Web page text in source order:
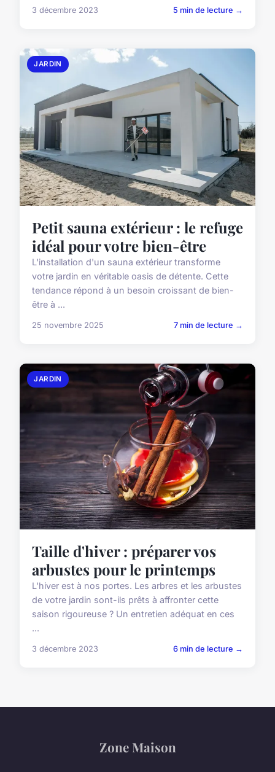
3 décembre 2023 5 min de lecture →
JARDIN
Petit sauna extérieur : le refuge
idéal pour votre bien-être
L'installation d'un sauna extérieur transforme
votre jardin en véritable oasis de détente. Cette
tendance répond à un besoin croissant de bien-
être à ...
25 novembre 2025 7 min de lecture →
JARDIN
Taille d'hiver : préparer vos
arbustes pour le printemps
L'hiver est à nos portes. Les arbres et les arbustes
de votre jardin sont-ils prêts à affronter cette
saison rigoureuse ? Un entretien adéquat en ces
...
3 décembre 2023 6 min de lecture →
Zone Maison